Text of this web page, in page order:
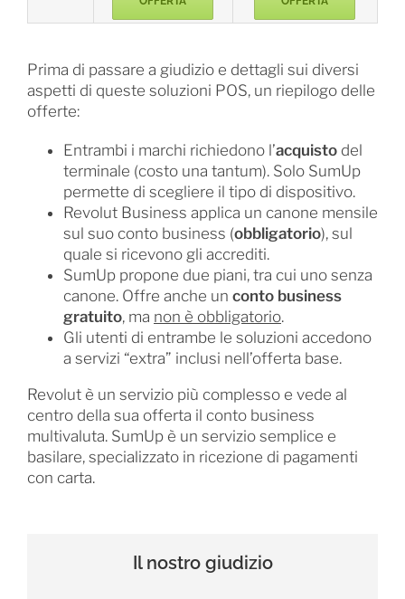
Prima di passare a giudizio e dettagli sui diversi
aspetti di queste soluzioni POS, un riepilogo delle
offerte:
Entrambi i marchi richiedono l’acquistodel
terminale (costo una tantum). Solo SumUp
permette di scegliere il tipo di dispositivo.
Revolut Business applica un canone mensile
sul suo conto business (obbligatorio), sul
quale si ricevono gli accrediti.
SumUp propone due piani, tra cui uno senza
canone. Offre anche un conto business
gratuito, ma non è obbligatorio.
Gli utenti di entrambe le soluzioni accedono
a servizi “extra” inclusi nell’offerta base.
Revolut è un servizio più complesso e vede al
centro della sua offerta il conto business
multivaluta. SumUp è un servizio semplice e
basilare, specializzato in ricezione di pagamenti
con carta.
Il nostro giudizio